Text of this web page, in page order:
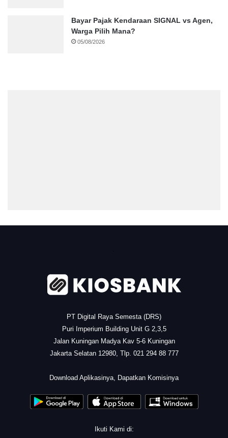
Bayar Pajak Kendaraan SIGNAL vs Agen,
Warga Pilih Mana?
05/08/2026
PT Digital Raya Semesta (DRS)
Puri Imperium Building Unit G 2,3,5
Jalan Kuningan Madya Kav 5-6 Kuningan
Jakarta Selatan 12980, Tlp. 021 294 88 777
Download Aplikasinya, Dapatkan Komisinya
Ikuti Kami di: